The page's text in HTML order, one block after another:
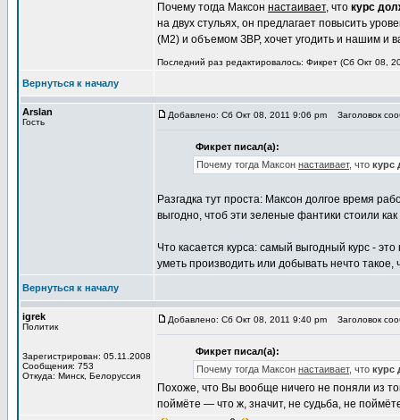
Почему тогда Максон настаивает, что курс
на двух стульях, он предлагает повысить
(М2) и объемом ЗВР, хочет угодить и нашим и
Последний раз редактировалось: Фикрет (Сб Окт 08,
Вернуться к началу
Arslan
Гость
Добавлено: Сб Окт 08, 2011 9:06 pm Заголовок
Фикрет писал(а):
Почему тогда Максон настаивает, что курс
Разгадка тут проста: Максон долгое время
выгодно, чтоб эти зеленые фантики стоили
Что касается курса: самый выгодный курс -
уметь производить или добывать нечто такое,
Вернуться к началу
igrek
Политик
Зарегистрирован: 05.11.2008
Сообщения: 753
Откуда: Минск, Белоруссия
Добавлено: Сб Окт 08, 2011 9:40 pm Заголовок
Фикрет писал(а):
Почему тогда Максон настаивает, что курс
Похоже, что Вы вообще ничего не поняли из
поймёте — что ж, значит, не судьба, не